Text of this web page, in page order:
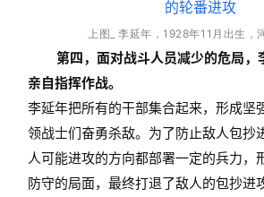
上图_ 李延年，1928年11月出生，
第四，面对战斗人员减少的危局，
亲自指挥作战。
李延年把所有的干部集合起来，形成坚
领战士们奋勇杀敌。为了防止敌人包抄
人可能进攻的方向都部署一定的兵力，
防守的局面，最终打退了敌人的包抄进